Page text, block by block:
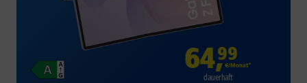
64,99
€/Monat*
dauerhaft